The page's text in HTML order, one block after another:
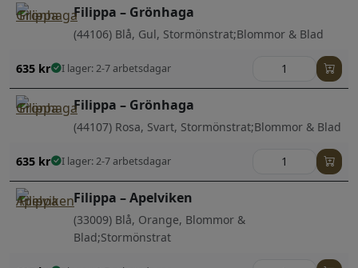
Filippa – Grönhaga
(44106) Blå, Gul, Stormönstrat;Blommor & Blad
635 kr I lager: 2-7 arbetsdagar
Filippa – Grönhaga
(44107) Rosa, Svart, Stormönstrat;Blommor & Blad
635 kr I lager: 2-7 arbetsdagar
Filippa – Apelviken
(33009) Blå, Orange, Blommor &
Blad;Stormönstrat